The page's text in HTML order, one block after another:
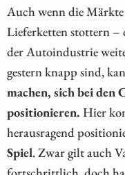
Auch wenn die Märkte
Lieferketten stottern
der Autoindustrie
gestern knapp sind,
machen, sich bei den
positionieren. Hier
herausragend
Spiel. Zwar gilt auch